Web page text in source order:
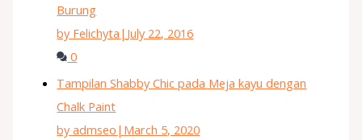
Burung
by Felichyta | July 22, 2016
0
Tampilan Shabby Chic pada Meja kayu dengan
Chalk Paint
by admseo | March 5, 2020